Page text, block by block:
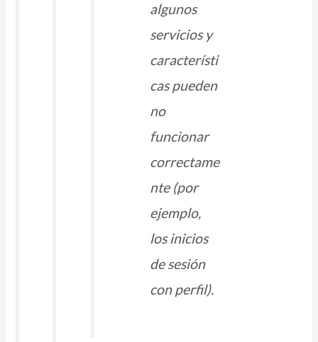
algunos
servicios y
característi
cas pueden
no
funcionar
correctame
nte (por
ejemplo,
los inicios
de sesión
con perfil).